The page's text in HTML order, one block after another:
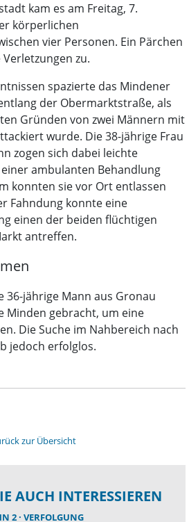
kam es am Freitag, 7.
körperlichen
vier Personen. Ein Pärchen
zu.
spazierte das Mindener
der Obermarktstraße, als
Gründen von zwei Männern mit
wurde. Die 38-jährige Frau
zogen sich dabei leichte
ambulanten Behandlung
konnten sie vor Ort entlassen
Fahndung konnte eine
einen der beiden flüchtigen
antreffen.
36-jährige Mann aus Gronau
Minden gebracht, um eine
Die Suche im Nahbereich nach
jedoch erfolglos.
zur Übersicht
AUCH INTERESSIEREN
2 VERFOLGUNG